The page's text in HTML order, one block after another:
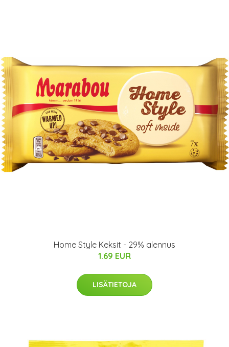
Home Style Keksit - 29% alennus
1.69 EUR
LISÄTIETOJA